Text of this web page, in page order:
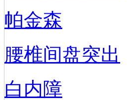
帕金森
腰椎间盘突出
白内障